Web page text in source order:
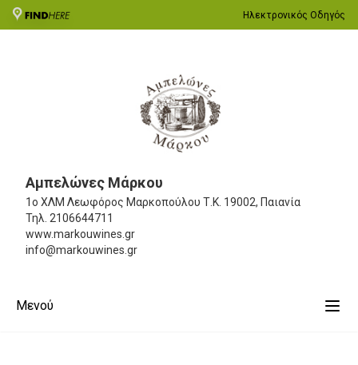
Ηλεκτρονικός Οδηγός
Αμπελώνες Μάρκου
1ο ΧΛΜ Λεωφόρος Μαρκοπούλου Τ.Κ. 19002, Παιανία
Τηλ. 2106644711
www.markouwines.gr
info@markouwines.gr
Μενού